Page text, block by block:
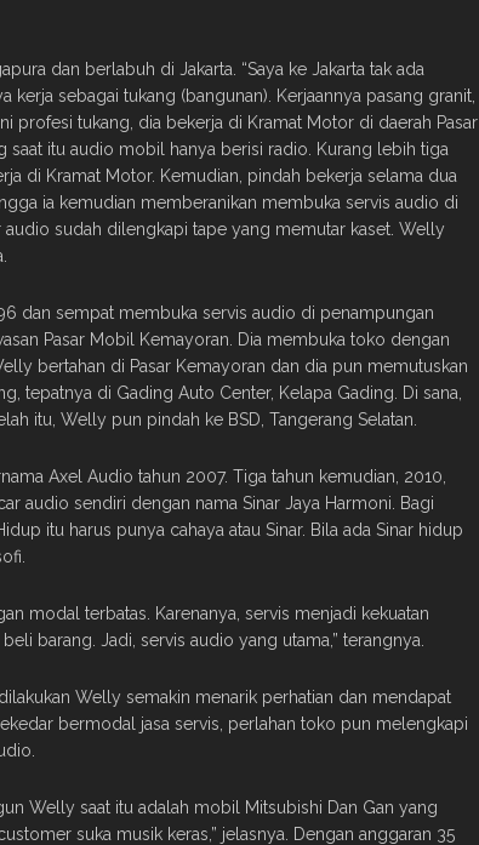
dan berlabuh di Jakarta. “Saya ke Jakarta tak ada
kerja sebagai tukang (bangunan). Kerjaannya pasang granit,
profesi tukang, dia bekerja di Kramat Motor di daerah Pasar
saat itu audio mobil hanya berisi radio. Kurang lebih tiga
di Kramat Motor. Kemudian, pindah bekerja selama dua
ia kemudian memberanikan membuka servis audio di
audio sudah dilengkapi tape yang memutar kaset. Welly
dan sempat membuka servis audio di penampungan
Pasar Mobil Kemayoran. Dia membuka toko dengan
bertahan di Pasar Kemayoran dan dia pun memutuskan
tepatnya di Gading Auto Center, Kelapa Gading. Di sana,
itu, Welly pun pindah ke BSD, Tangerang Selatan.
Axel Audio tahun 2007. Tiga tahun kemudian, 2010,
audio sendiri dengan nama Sinar Jaya Harmoni. Bagi
itu harus punya cahaya atau Sinar. Bila ada Sinar hidup
modal terbatas. Karenanya, servis menjadi kekuatan
barang. Jadi, servis audio yang utama,” terangnya.
Welly semakin menarik perhatian dan mendapat
bermodal jasa servis, perlahan toko pun melengkapi
Welly saat itu adalah mobil Mitsubishi Dan Gan yang
suka musik keras,” jelasnya. Dengan anggaran 35